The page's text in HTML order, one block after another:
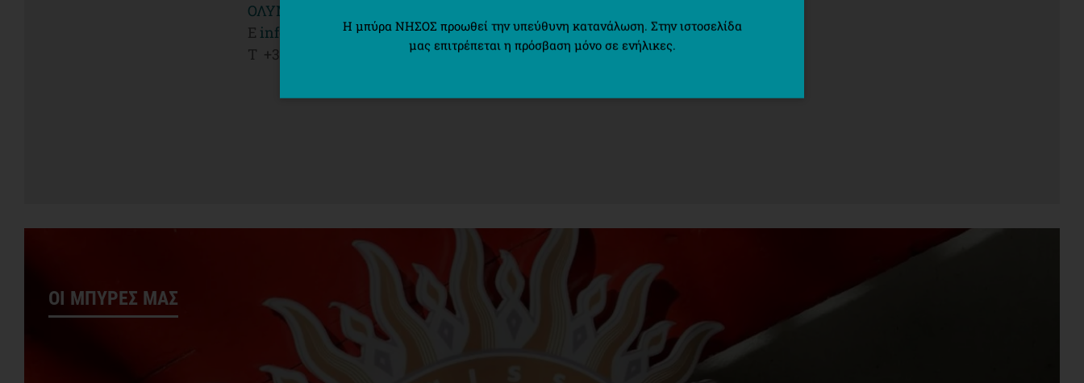
Η μπύρα ΝΗΣΟΣ προωθεί την υπεύθυνη κατανάλωση. Στην ιστοσελίδα
μας επιτρέπεται η πρόσβαση μόνο σε ενήλικες.
ΟΛΥΜΠΙΑΚΗ ΖΥΘΟΠΟΙΙΑ
E info@olympicbrewery.gr
Τ +30 210 6675200
ΟΙ ΜΠΥΡΕΣ ΜΑΣ